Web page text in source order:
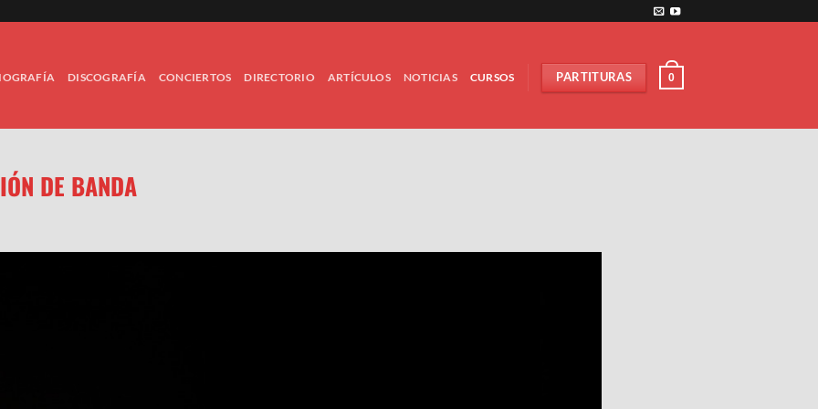
DISCOGRAFÍA CONCIERTOS DIRECTORIO ARTÍCULOS NOTICIAS CURSOS PARTITURAS 0
DE BANDA